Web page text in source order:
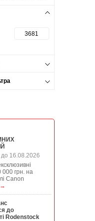
16.08.2026
000 грн. на
Canon
до
Rodenstock